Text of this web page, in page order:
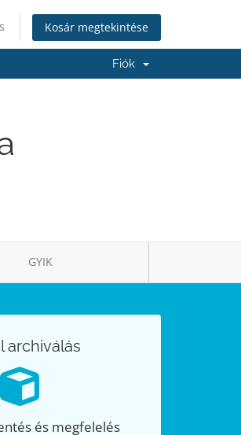
Kosár megtekintése
Fiók
GYIK
archiválás
és megfelelés